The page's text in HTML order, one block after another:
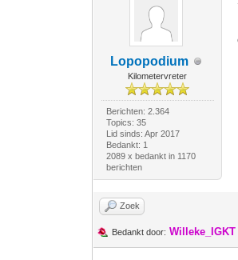
Lopopodium
Kilometervreter
Berichten: 2.364
Topics: 35
Lid sinds: Apr 2017
Bedankt: 1
2089 x bedankt in 1170
berichten
Zoek
Bedankt door: Willeke_IGKT